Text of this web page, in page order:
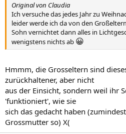
Original von Claudia
Ich versuche das jedes Jahr zu
leider werde ich da von den
Sohn vernichtet dann alles in
wenigstens nichts ab 😀
Hmmm, die Grosseltern sind
zurückhaltener, aber nicht
aus der Einsicht, sondern weil ihr
'funktioniert', wie sie
sich das gedacht haben
Grossmutter so) X(